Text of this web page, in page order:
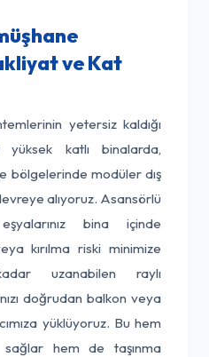
ve Kat
yetersiz kaldığı
katlı binalarda,
bölgelerinde modüler dış
alıyoruz. Asansörlü
bina içinde
kırılma riski minimize
uzanabilen raylı
doğrudan balkon veya
yüklüyoruz. Bu hem
hem de taşınma